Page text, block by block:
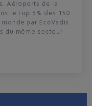
Aéroports de la
le Top 5% des 150
par EcoVadis
du même secteur